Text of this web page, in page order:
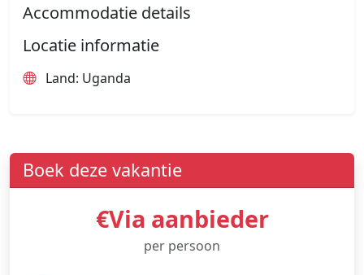
Accommodatie details
Locatie informatie
Land: Uganda
Boek deze vakantie
€Via aanbieder
per persoon